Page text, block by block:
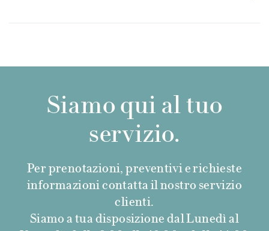
Siamo qui al tuo
servizio.
Per prenotazioni, preventivi e richieste
informazioni contatta il nostro servizio
clienti.
Siamo a tua disposizione dal Lunedì al